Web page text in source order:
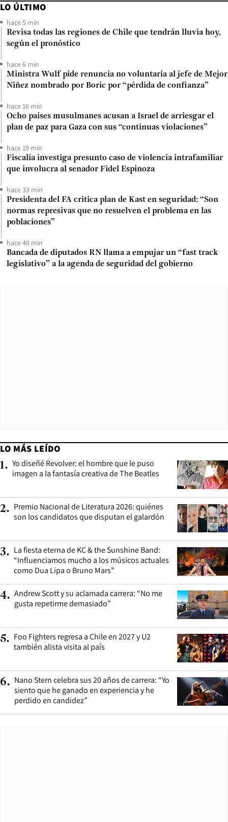
LO ÚLTIMO
hace 5 min
Revisa todas las regiones de Chile que tendrán lluvia hoy,
según el pronóstico
hace 6 min
Ministra Wulf pide renuncia no voluntaria al jefe de Mejor
Niñez nombrado por Boric por “pérdida de confianza”
hace 16 min
Ocho países musulmanes acusan a Israel de arriesgar el
plan de paz para Gaza con sus “continuas violaciones”
hace 19 min
Fiscalía investiga presunto caso de violencia intrafamiliar
que involucra al senador Fidel Espinoza
hace 33 min
Presidenta del FA critica plan de Kast en seguridad: “Son
normas represivas que no resuelven el problema en las
poblaciones”
hace 40 min
Bancada de diputados RN llama a empujar un “fast track
legislativo” a la agenda de seguridad del gobierno
LO MÁS LEÍDO
1. Yo diseñé Revolver: el hombre que le puso
imagen a la fantasía creativa de The Beatles
2. Premio Nacional de Literatura 2026: quiénes
son los candidatos que disputan el galardón
3. La fiesta eterna de KC & the Sunshine Band:
“Influenciamos mucho a los músicos actuales
como Dua Lipa o Bruno Mars”
4. Andrew Scott y su aclamada carrera: “No me
gusta repetirme demasiado”
5. Foo Fighters regresa a Chile en 2027 y U2
también alista visita al país
6. Nano Stern celebra sus 20 años de carrera: “Yo
siento que he ganado en experiencia y he
perdido en candidez”